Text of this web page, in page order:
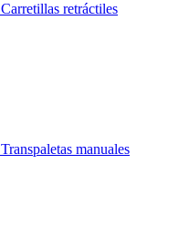
Carretillas retráctiles
Transpaletas manuales